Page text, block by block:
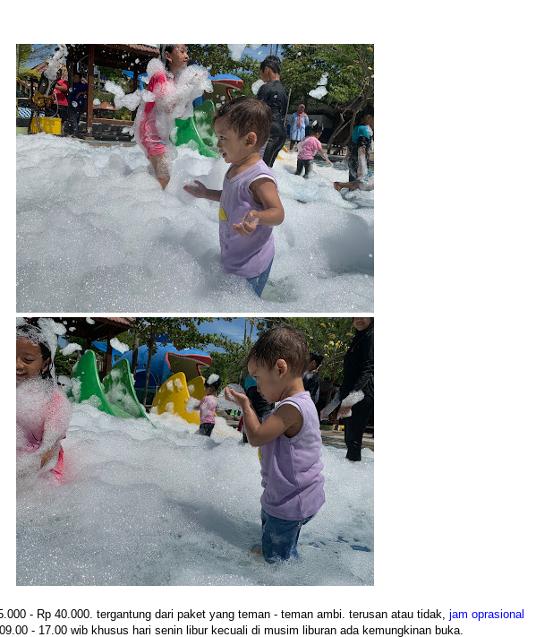
- Rp 40.000. tergantung dari paket yang teman - teman ambi. terusan atau tidak, jam oprasional
- 17.00 wib khusus hari senin libur kecuali di musim liburan ada kemungkinan buka.